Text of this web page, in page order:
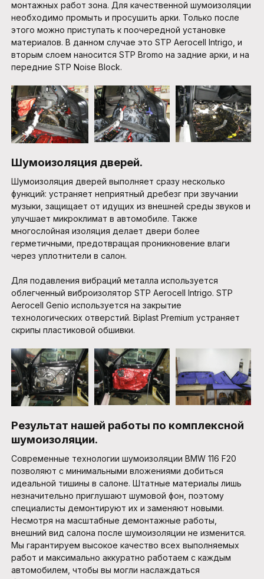
монтажных работ зона. Для качественной шумоизоляции
необходимо промыть и просушить арки. Только после
этого можно приступать к поочередной установке
материалов. В данном случае это STP Aerocell Intrigo, и
вторым слоем наносится STP Bromo на задние арки, и на
передние STP Noise Block.
Шумоизоляция дверей.
Шумоизоляция дверей выполняет сразу несколько
функций: устраняет неприятный дребезг при звучании
музыки, защищает от идущих из внешней среды звуков и
улучшает микроклимат в автомобиле. Также
многослойная изоляция делает двери более
герметичными, предотвращая проникновение влаги
через уплотнители в салон.
Для подавления вибраций металла используется
облегченный виброизолятор STP Aerocell Intrigo. STP
Aerocell Genio используется на закрытие
технологических отверстий. Biplast Premium устраняет
скрипы пластиковой обшивки.
Результат нашей работы по комплексной
шумоизоляции.
Современные технологии шумоизоляции BMW 116 F20
позволяют с минимальными вложениями добиться
идеальной тишины в салоне. Штатные материалы лишь
незначительно приглушают шумовой фон, поэтому
специалисты демонтируют их и заменяют новыми.
Несмотря на масштабные демонтажные работы,
внешний вид салона после шумоизоляции не изменится.
Мы гарантируем высокое качество всех выполняемых
работ и максимально аккуратно работаем с каждым
автомобилем, чтобы вы могли наслаждаться